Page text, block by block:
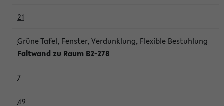
21
Grüne Tafel, Fenster, Verdunklung, Flexible Bestuhlung
Faltwand zu Raum B2-278
7
49